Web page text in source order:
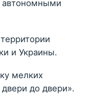
автономными
и Украины.
мелких
до двери».